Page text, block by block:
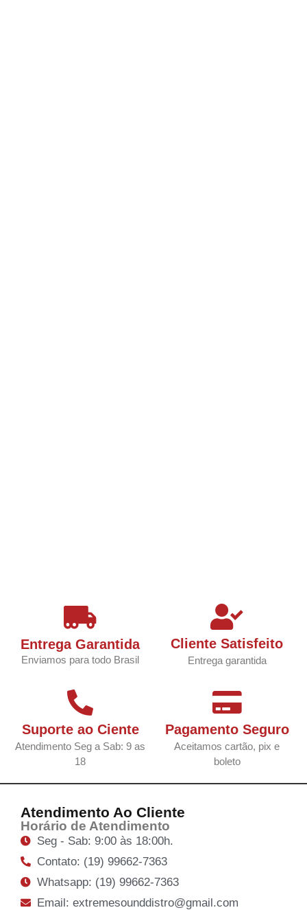
Entrega Garantida
Enviamos para todo Brasil
Cliente Satisfeito
Entrega garantida
Suporte ao Ciente
Atendimento Seg a Sab: 9 as
18
Pagamento Seguro
Aceitamos cartão, pix e
boleto
Atendimento Ao Cliente
Horário de Atendimento
Seg - Sab: 9:00 às 18:00h.
Contato: (19) 99662-7363
Whatsapp: (19) 99662-7363
Email: extremesounddistro@gmail.com